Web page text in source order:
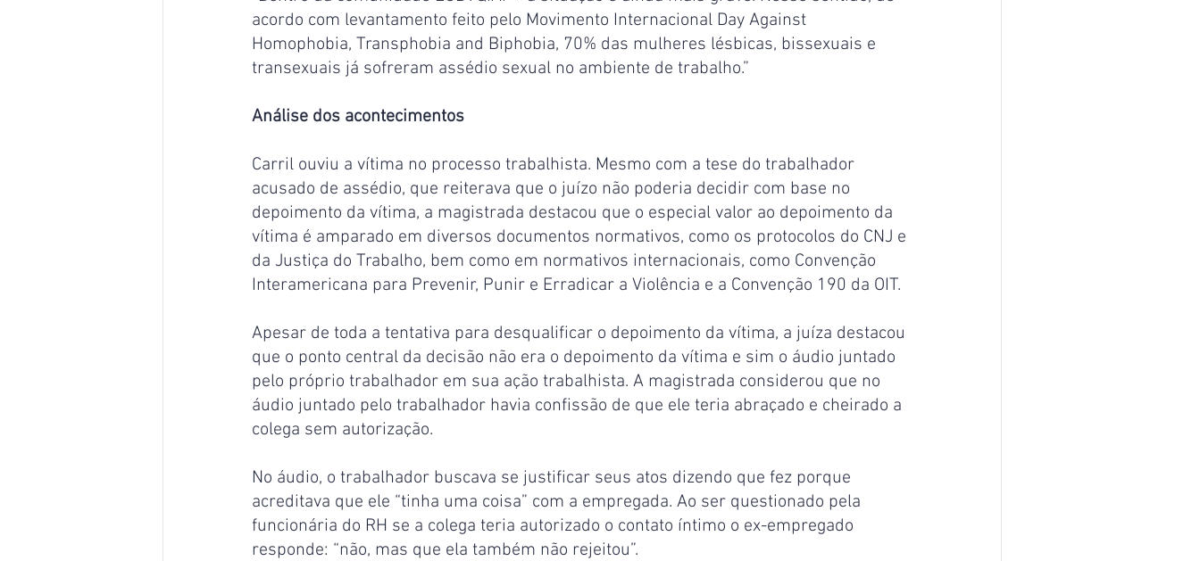
acordo com levantamento feito pelo Movimento Internacional Day Against
Homophobia, Transphobia and Biphobia, 70% das mulheres lésbicas, bissexuais e
transexuais já sofreram assédio sexual no ambiente de trabalho.”
Análise dos acontecimentos
Carril ouviu a vítima no processo trabalhista. Mesmo com a tese do trabalhador
acusado de assédio, que reiterava que o juízo não poderia decidir com base no
depoimento da vítima, a magistrada destacou que o especial valor ao depoimento da
vítima é amparado em diversos documentos normativos, como os protocolos do CNJ e
da Justiça do Trabalho, bem como em normativos internacionais, como Convenção
Interamericana para Prevenir, Punir e Erradicar a Violência e a Convenção 190 da OIT.
Apesar de toda a tentativa para desqualificar o depoimento da vítima, a juíza destacou
que o ponto central da decisão não era o depoimento da vítima e sim o áudio juntado
pelo próprio trabalhador em sua ação trabalhista. A magistrada considerou que no
áudio juntado pelo trabalhador havia confissão de que ele teria abraçado e cheirado a
colega sem autorização.
No áudio, o trabalhador buscava se justificar seus atos dizendo que fez porque
acreditava que ele “tinha uma coisa” com a empregada. Ao ser questionado pela
funcionária do RH se a colega teria autorizado o contato íntimo o ex-empregado
responde: “não, mas que ela também não rejeitou”.